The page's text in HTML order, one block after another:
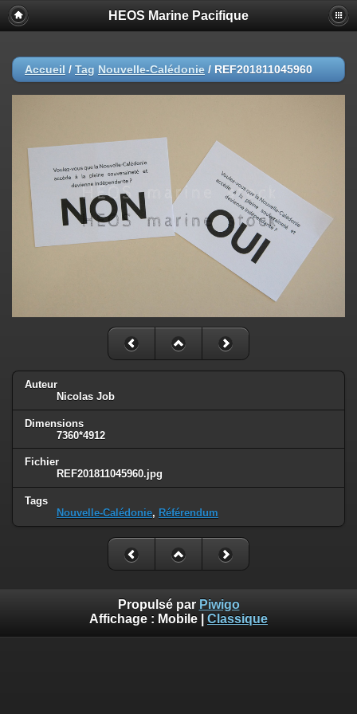
HEOS Marine Pacifique
Accueil / Tag Nouvelle-Calédonie / REF201811045960
Auteur
Nicolas Job
Dimensions
7360*4912
Fichier
REF201811045960.jpg
Tags
Nouvelle-Calédonie, Référendum
Propulsé par Piwigo
Affichage : Mobile Classique